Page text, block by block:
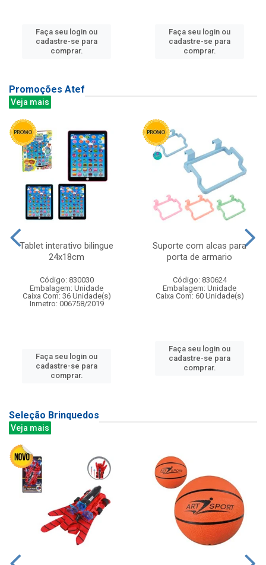
Faça seu login ou
cadastre-se para
comprar.
Faça seu login ou
cadastre-se para
comprar.
Promoções Atef
Veja mais
Tablet interativo bilingue
24x18cm
Código: 830030
Embalagem: Unidade
Caixa Com: 36 Unidade(s)
Inmetro: 006758/2019
Faça seu login ou
cadastre-se para
comprar.
Suporte com alcas para
porta de armario
Código: 830624
Embalagem: Unidade
Caixa Com: 60 Unidade(s)
Faça seu login ou
cadastre-se para
comprar.
Seleção Brinquedos
Veja mais